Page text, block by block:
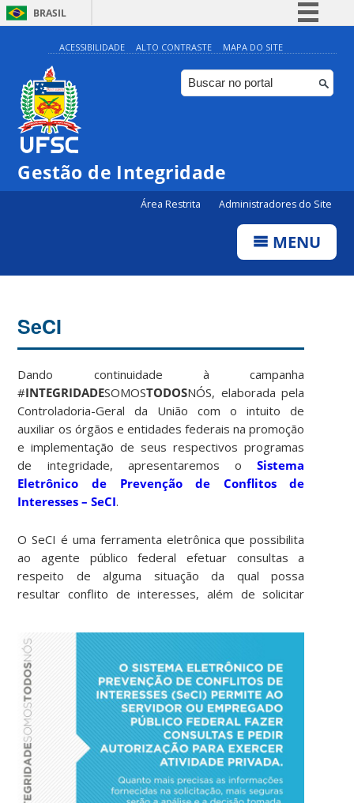
BRASIL
Simplifique!
Comunica BR
Participe
ACESSIBILIDADE ALTO CONTRASTE MAPA DO SITE
Gestão de Integridade
Área Restrita Administradores do Site
MENU
SeCI
Dando continuidade à campanha
#INTEGRIDADESOMOSTODOSNÓS, elaborada pela
Controladoria-Geral da União com o intuito de
auxiliar os órgãos e entidades federais na promoção
e implementação de seus respectivos programas
de integridade, apresentaremos oSistema
Eletrônico de Prevenção de Conflitos de
Interesses – SeCI.
O SeCI é uma ferramenta eletrônica que possibilita
ao agente público federal efetuar consultas a
respeito de alguma situação da qual possa
resultar conflito de interesses, além de solicitar